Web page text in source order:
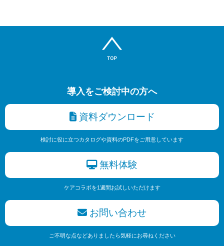
導入をご検討中の方へ
資料ダウンロード
検討に役に立つカタログや資料のPDFをご用意しています
無料体験
ケアコラボを1週間お試しいただけます
お問い合わせ
ご不明な点などありましたら気軽にお尋ねください